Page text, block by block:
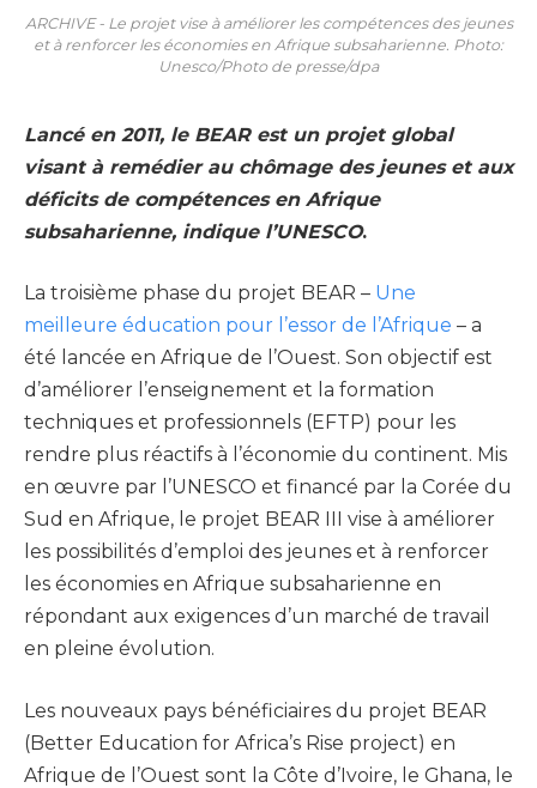
ARCHIVE - Le projet vise à améliorer les compétences des jeunes
et à renforcer les économies en Afrique subsaharienne. Photo:
Unesco/Photo de presse/dpa
Lancé en 2011, le BEAR est un projet global
visant à remédier au chômage des jeunes et aux
déficits de compétences en Afrique
subsaharienne, indique l’UNESCO.
La troisième phase du projet BEAR – Une
meilleure éducation pour l’essor de l’Afrique – a
été lancée en Afrique de l’Ouest. Son objectif est
d’améliorer l’enseignement et la formation
techniques et professionnels (EFTP) pour les
rendre plus réactifs à l’économie du continent. Mis
en œuvre par l’UNESCO et financé par la Corée du
Sud en Afrique, le projet BEAR III vise à améliorer
les possibilités d’emploi des jeunes et à renforcer
les économies en Afrique subsaharienne en
répondant aux exigences d’un marché de travail
en pleine évolution.
Les nouveaux pays bénéficiaires du projet BEAR
(Better Education for Africa’s Rise project) en
Afrique de l’Ouest sont la Côte d’Ivoire, le Ghana, le